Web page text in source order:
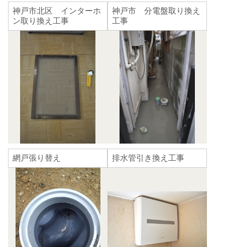
神戸市北区 インターホ
ン取り換え工事
神戸市 分電盤取り換え
工事
網戸張り替え 排水管引き換え工事